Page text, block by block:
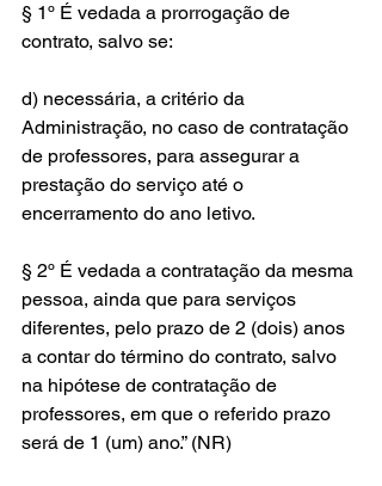
§ 1º É vedada a prorrogação de
contrato, salvo se:
d) necessária, a critério da
Administração, no caso de contratação
de professores, para assegurar a
prestação do serviço até o
encerramento do ano letivo.
§ 2º É vedada a contratação da mesma
pessoa, ainda que para serviços
diferentes, pelo prazo de 2 (dois) anos
a contar do término do contrato, salvo
na hipótese de contratação de
professores, em que o referido prazo
será de 1 (um) ano.” (NR)